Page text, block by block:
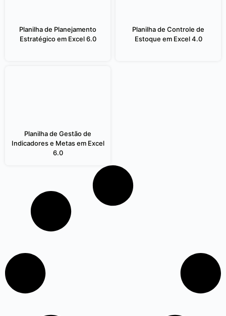
Planilha de Planejamento
Estratégico em Excel 6.0
Planilha de Controle de
Estoque em Excel 4.0
Planilha de Gestão de
Indicadores e Metas em Excel
6.0